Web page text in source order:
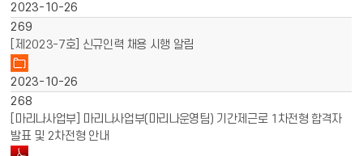
2023-10-26
269
[제2023-7호] 신규인력 채용 시행 알림
2023-10-26
268
[마리나사업부] 마리나사업부(마리나운영팀) 기간제근로 1차전형 합격자
발표 및 2차전형 안내